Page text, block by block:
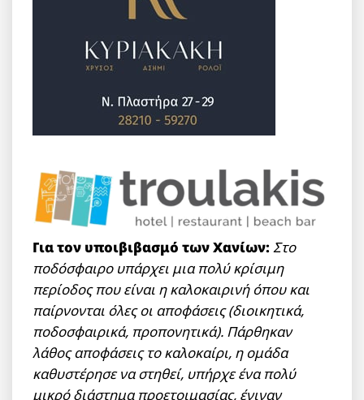
Για τον υποιβιβασμό των Χανίων: Στο
ποδόσφαιρο υπάρχει μια πολύ κρίσιμη
περίοδος που είναι η καλοκαιρινή όπου και
παίρνονται όλες οι αποφάσεις (διοικητικά,
ποδοσφαιρικά, προπονητικά). Πάρθηκαν
λάθος αποφάσεις το καλοκαίρι, η ομάδα
καθυστέρησε να στηθεί, υπήρχε ένα πολύ
μικρό διάστημα προετοιμασίας, έγιναν